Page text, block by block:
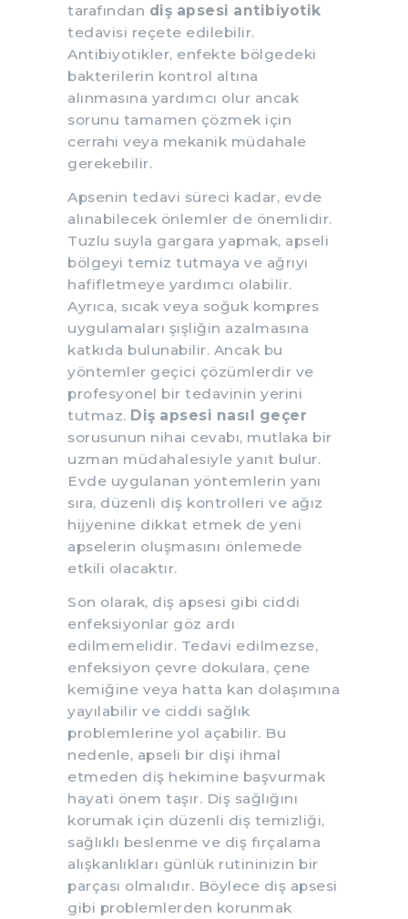
tarafından diş apsesi antibiyotik
tedavisi reçete edilebilir.
Antibiyotikler, enfekte bölgedeki
bakterilerin kontrol altına
alınmasına yardımcı olur ancak
sorunu tamamen çözmek için
cerrahi veya mekanik müdahale
gerekebilir.
Apsenin tedavi süreci kadar, evde
alınabilecek önlemler de önemlidir.
Tuzlu suyla gargara yapmak, apseli
bölgeyi temiz tutmaya ve ağrıyı
hafifletmeye yardımcı olabilir.
Ayrıca, sıcak veya soğuk kompres
uygulamaları şişliğin azalmasına
katkıda bulunabilir. Ancak bu
yöntemler geçici çözümlerdir ve
profesyonel bir tedavinin yerini
tutmaz. Diş apsesi nasıl geçer
sorusunun nihai cevabı, mutlaka bir
uzman müdahalesiyle yanıt bulur.
Evde uygulanan yöntemlerin yanı
sıra, düzenli diş kontrolleri ve ağız
hijyenine dikkat etmek de yeni
apselerin oluşmasını önlemede
etkili olacaktır.
Son olarak, diş apsesi gibi ciddi
enfeksiyonlar göz ardı
edilmemelidir. Tedavi edilmezse,
enfeksiyon çevre dokulara, çene
kemiğine veya hatta kan dolaşımına
yayılabilir ve ciddi sağlık
problemlerine yol açabilir. Bu
nedenle, apseli bir dişi ihmal
etmeden diş hekimine başvurmak
hayati önem taşır. Diş sağlığını
korumak için düzenli diş temizliği,
sağlıklı beslenme ve diş fırçalama
alışkanlıkları günlük rutininizin bir
parçası olmalıdır. Böylece diş apsesi
gibi problemlerden korunmak